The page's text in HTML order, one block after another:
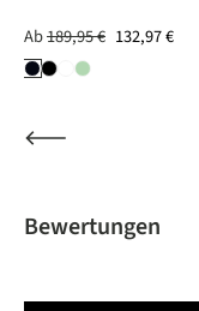
Ab189,95 € 132,97 €
Bewertungen